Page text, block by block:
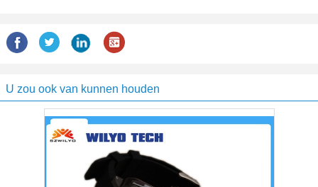
U zou ook van kunnen houden